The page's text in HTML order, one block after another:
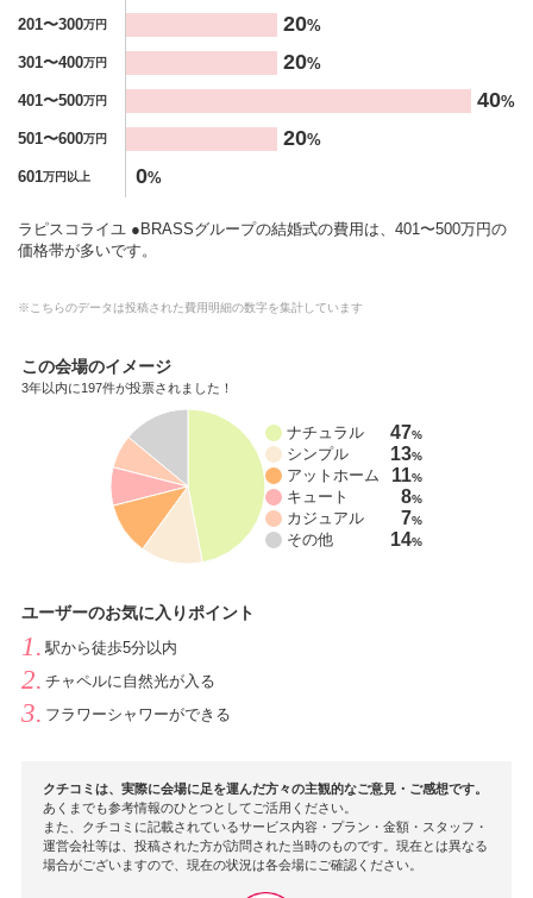
201〜300万円 20%
301〜400万円 20%
401〜500万円 40%
501〜600万円 20%
601万円以上 0%
ラピスコライユ ●BRASSグループの結婚式の費用は、401〜500万円の
価格帯が多いです。
※こちらのデータは投稿された費用明細の数字を集計しています
この会場のイメージ
3年以内に197件が投票されました！
ナチュラル 47%
シンプル 13%
アットホーム 11%
キュート 8%
カジュアル 7%
その他 14%
ユーザーのお気に入りポイント
駅から徒歩5分以内
チャペルに自然光が入る
フラワーシャワーができる
クチコミは、実際に会場に足を運んだ方々の主観的なご意見・ご感想です。
あくまでも参考情報のひとつとしてご活用ください。
また、クチコミに記載されているサービス内容・プラン・金額・スタッフ・
運営会社等は、投稿された方が訪問された当時のものです。現在とは異なる
場合がございますので、現在の状況は各会場にご確認ください。